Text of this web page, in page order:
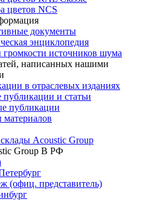
цветов NCS
документы
энциклопедия
источников шума
написанных нашими
в отраслевых изданиях
и статьи
публикации
Acoustic Group
Group В РФ
(офиц. представитель)